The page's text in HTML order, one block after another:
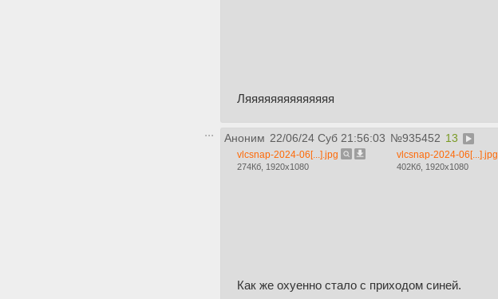
Ляяяяяяяяяяяяяя
Аноним 22/06/24 Суб 21:56:03 №935452 13
vlcsnap-2024-06[...].jpg
274Кб, 1920x1080
vlcsnap-2024-06[...].jpg
402Кб, 1920x1080
Как же охуенно стало с приходом синей.